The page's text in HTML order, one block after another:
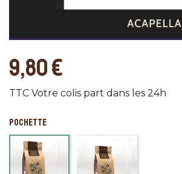
9,80 €
TTC Votre colis part dans les 24h
POCHETTE